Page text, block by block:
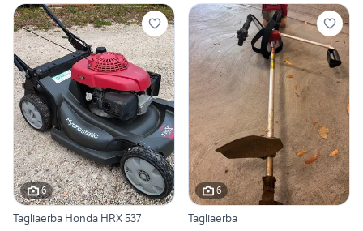
6
Tagliaerba Honda HRX 537
6
Tagliaerba